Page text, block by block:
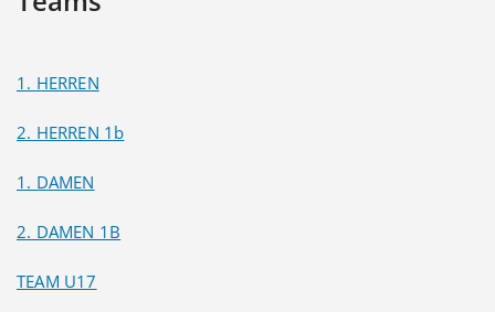
1. HERREN
2. HERREN 1b
1. DAMEN
2. DAMEN 1B
TEAM U17